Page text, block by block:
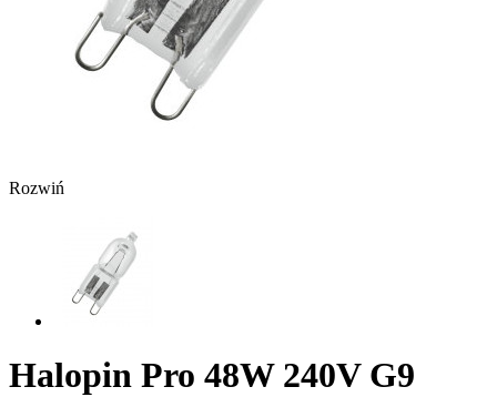
Rozwiń
Halopin Pro 48W 240V G9